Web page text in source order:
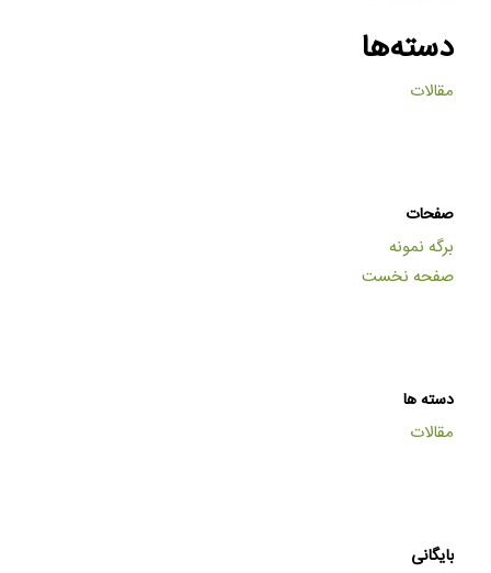
دسته‌ها
مقالات
صفحات
برگه نمونه
صفحه نخست
دسته ها
مقالات
بایگانی